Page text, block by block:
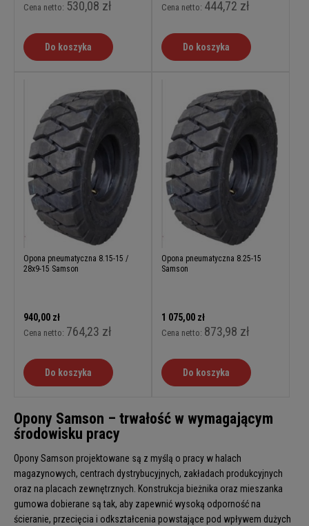
Cena netto: 530,08 zł
Do koszyka
Cena netto: 444,72 zł
Do koszyka
Opona pneumatyczna 8.15-15 /
28x9-15 Samson
940,00 zł
Cena netto: 764,23 zł
Do koszyka
Opona pneumatyczna 8.25-15
Samson
1 075,00 zł
Cena netto: 873,98 zł
Do koszyka
Opony Samson – trwałość w wymagającym
środowisku pracy
Opony Samson projektowane są z myślą o pracy w halach
magazynowych, centrach dystrybucyjnych, zakładach produkcyjnych
oraz na placach zewnętrznych. Konstrukcja bieżnika oraz mieszanka
gumowa dobierane są tak, aby zapewnić wysoką odporność na
ścieranie, przecięcia i odkształcenia powstające pod wpływem dużych